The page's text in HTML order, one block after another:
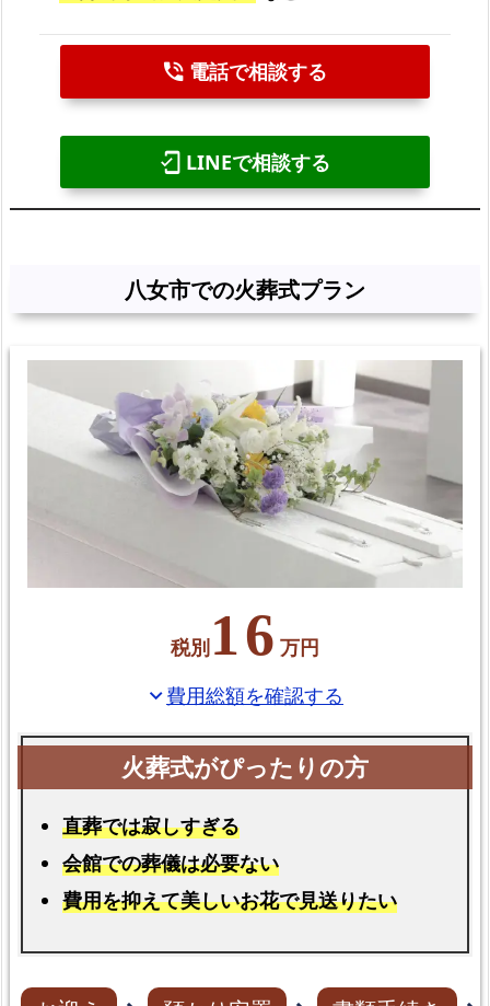
phone_in_talk電話で相談する
mobile_friendly LINEで相談する
八女市での火葬式プラン
税別16万円
expand_more費用総額を確認する
直葬では寂しすぎる
会館での葬儀は必要ない
費用を抑えて美しいお花で見送りたい